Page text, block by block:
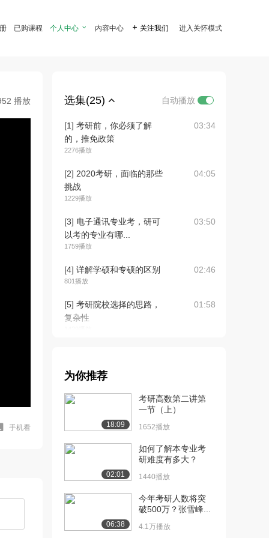
已购课程 个人中心  内容中心  关注我们 进入关怀模式
播放
手机看
选集(25) 自动播放
[1] 考研前，你必须了解
的，推免政策
2276播放
03:34
[2] 2020考研，面临的那些
挑战
1229播放
04:05
[3] 电子通讯专业考，研可
以考的专业有哪...
1759播放
03:50
[4] 详解学硕和专硕的区别
801播放
02:46
[5] 考研院校选择的思路，
复杂性
01:58
1207播放
[7] 考研院校选择4个参考
08:45
[8] 考研院校选择4个参考
03:19
[9] 考研院校选择4个参考
02:21
为你推荐
18:09
考研高数第二讲第
一节（上）
1652播放
02:01
如何了解本专业考
研难度有多大？
1440播放
06:38
今年考研人数将突
破500万？张雪峰...
4.1万播放